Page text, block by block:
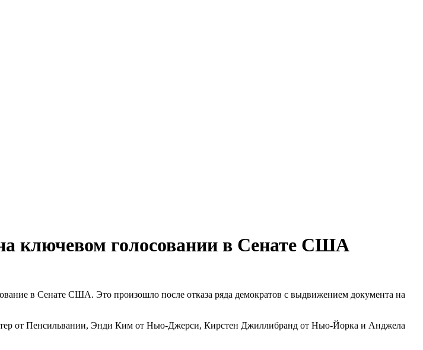
ключевом голосовании в Сенате США
в Сенате США. Это произошло после отказа ряда демократов с выдвижением документа на
от Пенсильвании, Энди Ким от Нью-Джерси, Кирстен Джиллибранд от Нью-Йорка и Анджела